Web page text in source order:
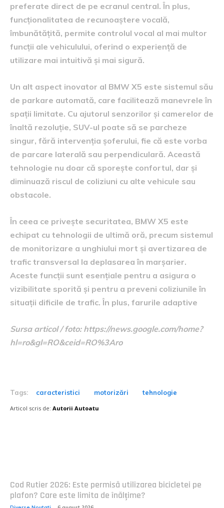
preferate direct de pe ecranul central. În plus,
funcționalitatea de recunoaștere vocală,
îmbunătățită, permite controlul vocal al mai multor
funcții ale vehiculului, oferind o experiență de
utilizare mai intuitivă și mai sigură.
Un alt aspect inovator al BMW X5 este sistemul său
de parkare automată, care facilitează manevrele în
spații limitate. Cu ajutorul senzorilor și camerelor de
înaltă rezoluție, SUV-ul poate să se parcheze
singur, fără intervenția șoferului, fie că este vorba
de parcare laterală sau perpendiculară. Această
tehnologie nu doar că sporește confortul, dar și
diminuază riscul de coliziuni cu alte vehicule sau
obstacole.
În ceea ce privește securitatea, BMW X5 este
echipat cu tehnologii de ultimă oră, precum sistemul
de monitorizare a unghiului mort și avertizarea de
trafic transversal la deplasarea în marșarier.
Aceste funcții sunt esențiale pentru a asigura o
vizibilitate sporită și pentru a preveni coliziunile în
situații dificile de trafic. În plus, farurile adaptive
Sursa articol / foto: https://news.google.com/home?
hl=ro&gl=RO&ceid=RO%3Aro
Tags: caracteristici motorizări tehnologie
Articol scris de: Autorii Autoatu
Cod Rutier 2026: Este permisă utilizarea bicicletei pe
plafon? Care este limita de înălțime?